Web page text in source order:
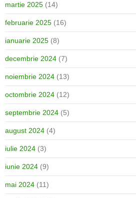
martie 2025 (14)
februarie 2025 (16)
ianuarie 2025 (8)
decembrie 2024 (7)
noiembrie 2024 (13)
octombrie 2024 (12)
septembrie 2024 (5)
august 2024 (4)
iulie 2024 (3)
iunie 2024 (9)
mai 2024 (11)